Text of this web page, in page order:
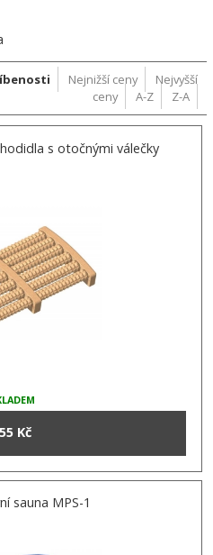
Nejnižší ceny
Nejvyšší
ceny
A-Z Z-A
s otočnými válečky
Kč
sauna MPS-1